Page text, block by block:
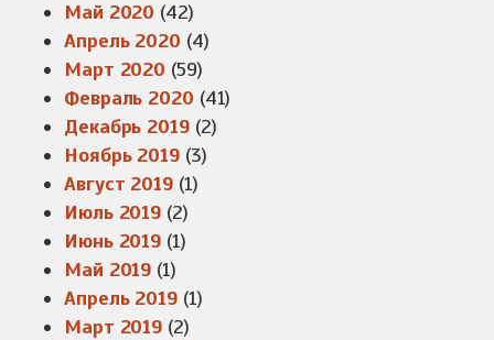
Май 2020 (42)
Апрель 2020 (4)
Март 2020 (59)
Февраль 2020 (41)
Декабрь 2019(2)
Ноябрь 2019(3)
Август 2019(1)
Июль 2019 (2)
Июнь 2019 (1)
Май 2019 (1)
Апрель 2019(1)
Март 2019 (2)